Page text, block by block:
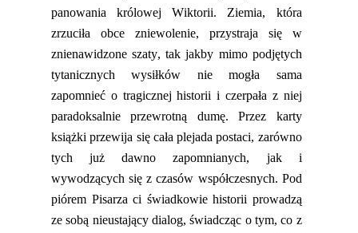
panowania królowej Wiktorii. Ziemia, która
zrzuciła obce zniewolenie, przystraja się w
znienawidzone szaty, tak jakby mimo podjętych
tytanicznych wysiłków nie mogła sama
zapomnieć o tragicznej historii i czerpała z niej
paradoksalnie przewrotną dumę.Przez karty
książki przewija się cała plejada postaci, zarówno
tych już dawno zapomnianych, jak i
wywodzących się z czasów współczesnych. Pod
piórem Pisarzaci świadkowie historii prowadzą
ze sobą nieustający dialog, świadcząc o tym, co z